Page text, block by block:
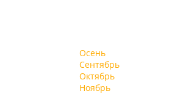
Осень
Сентябрь
Октябрь
Ноябрь